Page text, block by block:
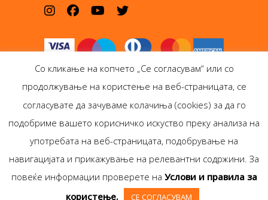
Антолог Боокс дооел
Copyright © Antolog
Со кликање на копчето „Се согласувам“ или со
продолжување на користење на веб-страницата, се
согласувате да зачуваме колачиња (cookies) за да го
подобриме вашето корисничко искуство преку анализа на
употребата на веб-страницата, подобрување на
навигацијата и прикажување на релевантни содржини. За
повеќе информации проверете на Услови и правила за
користење.
СЕ СОГЛАСУВАМ